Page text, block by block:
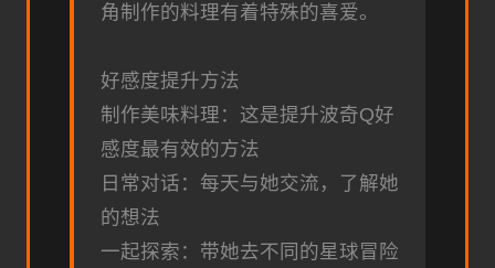
角制作的料理有着特殊的喜爱。
好感度提升方法
制作美味料理：这是提升波奇Q好
感度最有效的方法
日常对话：每天与她交流，了解她
的想法
一起探索：带她去不同的星球冒险